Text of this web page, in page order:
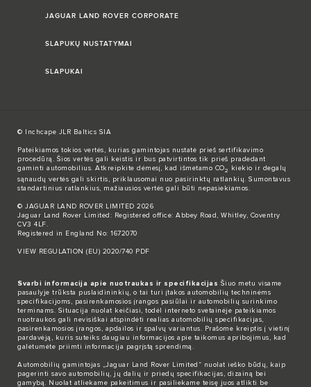
JAGUAR LAND ROVER CORPORATE
SLAPUKŲ NUSTATYMAI
SLAPUKAI
© Inchcape JLR Baltics SIA
Pateikiamos tokios vertės, kurias gamintojas nustatė prieš sertifikavimo
procedūrą. Šios vertės gali keistis ir bus patvirtintos tik prieš pradedant
gaminti automobilius. Atkreipkite dėmesį, kad išmetamo CO2
kiekio ir degalų
sąnaudų vertės gali skirtis, priklausomai nuo pasirinktų ratlankių. Sumontavus
standartinius ratlankius, mažiausios vertės gali būti nepasiekiamos.
© JAGUAR LAND ROVER LIMITED 2026
Jaguar Land Rover Limited: Registered office: Abbey Road, Whitley, Coventry
CV3 4LF.
Registered in England No: 1672070
VIEW REGULATION (EU) 2020/740 PDF
Svarbi informacija apie nuotraukas ir specifikacijas Šiuo metu visame
pasaulyje trūksta puslaidininkių, o tai turi įtakos automobilių techninėms
specifikacijoms, pasirenkamosios įrangos pasiūlai ir automobilių surinkimo
terminams. Situacija nuolat keičiasi, todėl interneto svetainėje pateikiamos
nuotraukos gali nevisiškai atspindėti realias automobilių specifikacijas,
pasirenkamosios įrangos, apdailos ir spalvų variantus. Prašome kreiptis į vietinį
pardavėją, kuris suteiks daugiau informacijos apie taikomus apribojimus, kad
galėtumėte priimti informacija pagrįstą sprendimą.
Automobilių gamintojas „Jaguar Land Rover Limited“ nuolat ieško būdų, kaip
pagerinti savo automobilių, jų dalių ir priedų specifikacijas, dizainą bei
gamybą. Nuolat atliekame pakeitimus ir pasiliekame teisę juos atlikti be